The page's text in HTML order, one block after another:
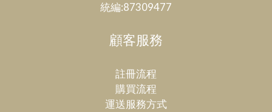
統編:87309477
顧客服務
註冊流程
購買流程
運送服務方式